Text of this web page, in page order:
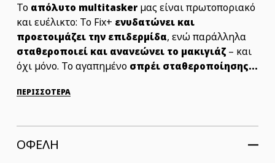
Το απόλυτο multitasker μας είναι πρωτοποριακό
και ευέλικτο: Το Fix+ ενυδατώνει και
προετοιμάζει την επιδερμίδα, ενώ παράλληλα
σταθεροποιεί και ανανεώνει το μακιγιάζ – και
όχι μόνο. Το αγαπημένο σπρέι σταθεροποίησης...
ΠΕΡΙΣΣΟΤΕΡΑ
ΟΦΕΛΗ